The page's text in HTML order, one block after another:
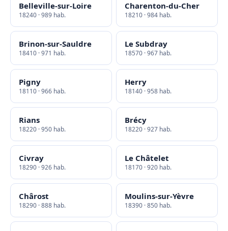
Belleville-sur-Loire
18240 · 989 hab.
Charenton-du-Cher
18210 · 984 hab.
Brinon-sur-Sauldre
18410 · 971 hab.
Le Subdray
18570 · 967 hab.
Pigny
18110 · 966 hab.
Herry
18140 · 958 hab.
Rians
18220 · 950 hab.
Brécy
18220 · 927 hab.
Civray
18290 · 926 hab.
Le Châtelet
18170 · 920 hab.
Chârost
18290 · 888 hab.
Moulins-sur-Yèvre
18390 · 850 hab.